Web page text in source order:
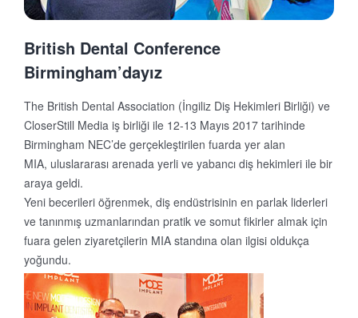
British Dental Conference
Birmingham’dayız
The British Dental Association (İngiliz Diş Hekimleri Birliği) ve
CloserStill Media iş birliği ile 12-13 Mayıs 2017 tarihinde
Birmingham NEC’de gerçekleştirilen fuarda yer alan
MIA, uluslararası arenada yerli ve yabancı diş hekimleri ile bir
araya geldi.
Yeni becerileri öğrenmek, diş endüstrisinin en parlak liderleri
ve tanınmış uzmanlarından pratik ve somut fikirler almak için
fuara gelen ziyaretçilerin MIA standına olan ilgisi oldukça
yoğundu.